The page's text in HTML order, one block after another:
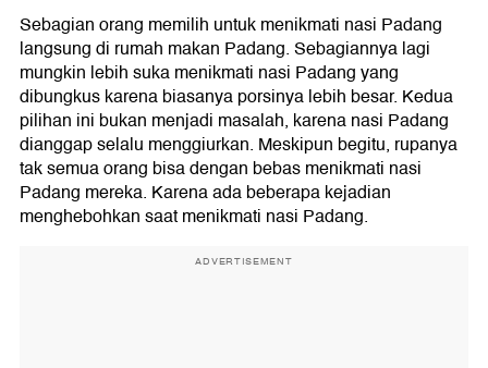
Sebagian orang memilih untuk menikmati nasi Padang
langsung di rumah makan Padang. Sebagiannya lagi
mungkin lebih suka menikmati nasi Padang yang
dibungkus karena biasanya porsinya lebih besar. Kedua
pilihan ini bukan menjadi masalah, karena nasi Padang
dianggap selalu menggiurkan. Meskipun begitu, rupanya
tak semua orang bisa dengan bebas menikmati nasi
Padang mereka. Karena ada beberapa kejadian
menghebohkan saat menikmati nasi Padang.
ADVERTISEMENT